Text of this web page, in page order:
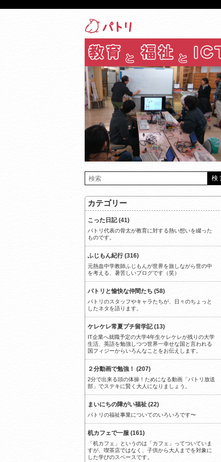
カテゴリー
こった日記 (41)
パトリ代表の骨太が教育に対する熱い想いを綴った
ものです。
ふじもん紀行 (316)
元熱血中学教師ふじもんが世界を旅しながら世の中
を考える、暑苦しいブログです（笑）
パトリと愉快な仲間たち (58)
パトリのスタッフやキャラたちが、日々のちょっと
したネタを語ります。
ケレケレ常夏プチ留学記 (13)
IT企業へ就職予定の大学4年生ケレケレが残りの大学
生活、英語を勉強しつつ世界一幸せな国と言われる
国フィジーからいろんなことをお伝えします。
２分動画で勉強！ (207)
2分で出来る頭の体操！ためになる動画「パトリ放送
部」でステキに賢く大人になりましょう。
まいにちの障がい福祉 (22)
パトリの福祉事業についてのいろいろです〜
机カフェで一服 (161)
「机カフェ」というのは「カフェ」ってついていま
すが、喫茶店ではなく、子供から大人までを対象に
した学びのスペースです。